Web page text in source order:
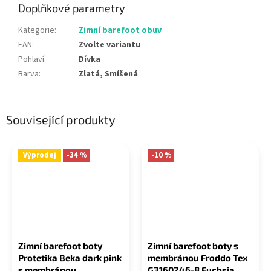
Související produkty
Výprodej -34 %
Zimní barefoot boty
Protetika Beka dark pink
-10 %
Zimní barefoot boty s
membránou Froddo Tex
Doplňkové parametry
Kategorie:
Zimní barefoot obuv
EAN:
Zvolte variantu
Pohlaví:
Dívka
Barva: Zlatá, Smíšená